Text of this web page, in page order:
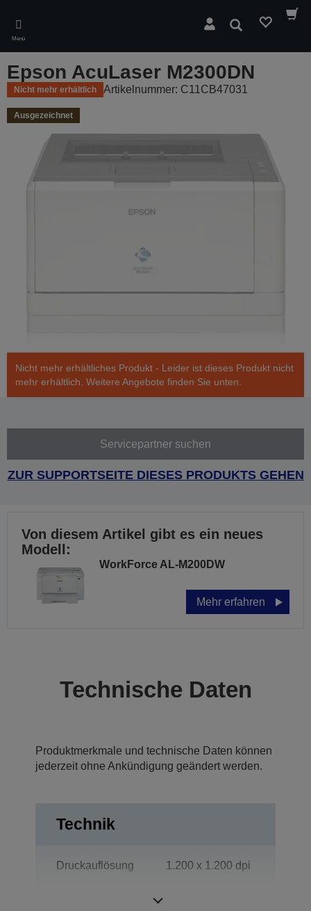
main
content
Menü
Suchen
Epson AcuLaser M2300DN
Nicht mehr erhältlich Artikelnummer: C11CB47031
Ausgezeichnet
Nicht mehr erhältliches Produkt - Leider ist dieses Produkt nicht
mehr erhältlich. Weitere Angebote finden Sie unten.
Servicepartner suchen
ZUR SUPPORTSEITE DIESES PRODUKTS GEHEN
Von diesem Artikel gibt es ein neues
Modell:
WorkForce AL-M200DW
Mehr erfahren
Technische Daten
Produktmerkmale und technische Daten können
jederzeit ohne Ankündigung geändert werden.
Technik
Druckauflösung 1.200 x 1.200 dpi